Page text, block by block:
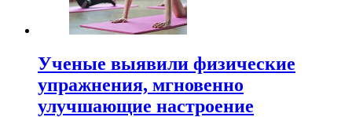
Ученые выявили физические
упражнения, мгновенно
улучшающие настроение